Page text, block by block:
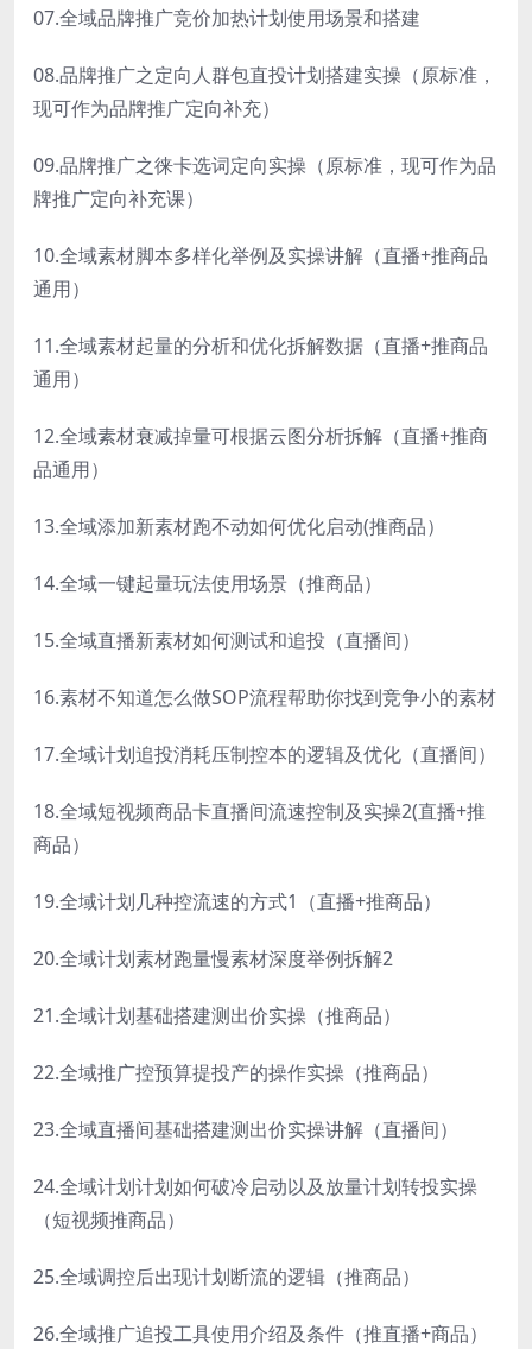
07.全域品牌推广竞价加热计划使用场景和搭建
08.品牌推广之定向人群包直投计划搭建实操（原标准，
现可作为品牌推广定向补充）
09.品牌推广之徕卡选词定向实操（原标准，现可作为品
牌推广定向补充课）
10.全域素材脚本多样化举例及实操讲解（直播+推商品
通用）
11.全域素材起量的分析和优化拆解数据（直播+推商品
通用）
12.全域素材衰减掉量可根据云图分析拆解（直播+推商
品通用）
13.全域添加新素材跑不动如何优化启动(推商品）
14.全域一键起量玩法使用场景（推商品）
15.全域直播新素材如何测试和追投（直播间）
16.素材不知道怎么做SOP流程帮助你找到竞争小的素材
17.全域计划追投消耗压制控本的逻辑及优化（直播间）
18.全域短视频商品卡直播间流速控制及实操2(直播+推
商品）
19.全域计划几种控流速的方式1（直播+推商品）
20.全域计划素材跑量慢素材深度举例拆解2
21.全域计划基础搭建测出价实操（推商品）
22.全域推广控预算提投产的操作实操（推商品）
23.全域直播间基础搭建测出价实操讲解（直播间）
24.全域计划计划如何破冷启动以及放量计划转投实操
（短视频推商品）
25.全域调控后出现计划断流的逻辑（推商品）
26.全域推广追投工具使用介绍及条件（推直播+商品）